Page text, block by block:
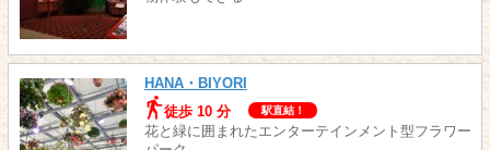
HANA・BIYORI
徒歩 10 分
駅直結！
花と緑に囲まれたエンターテインメント型フラワー